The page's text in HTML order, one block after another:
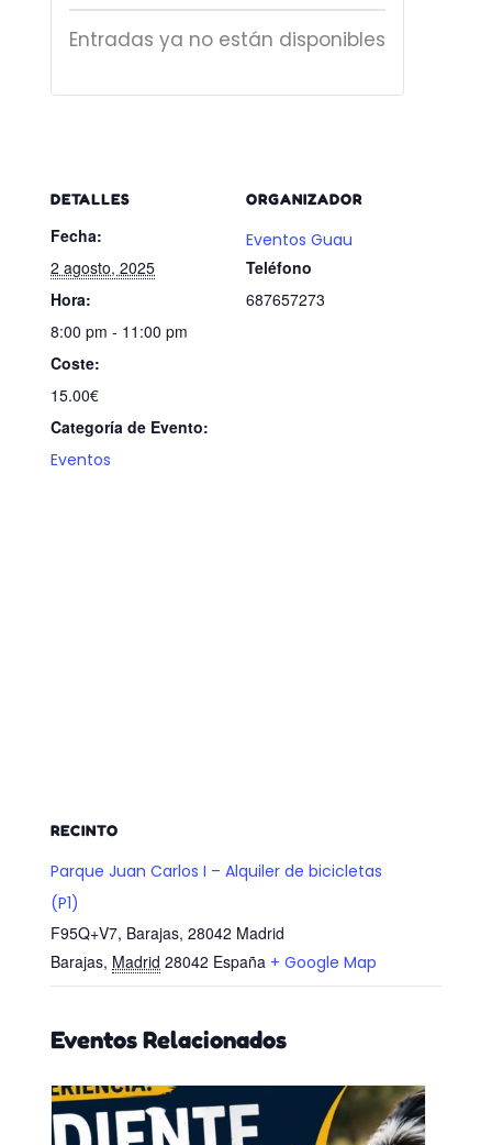
DETALLES
Fecha:
2 agosto, 2025
Hora:
8:00 pm - 11:00 pm
Coste:
15.00€
Categoría de Evento:
Eventos
ORGANIZADOR
Eventos Guau
Teléfono
687657273
RECINTO
Parque Juan Carlos I – Alquiler de bicicletas
(P1)
F95Q+V7, Barajas, 28042 Madrid
Barajas, Madrid 28042 España + Google Map
Entradas ya no están disponibles
Eventos Relacionados